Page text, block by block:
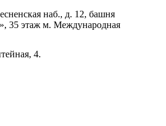
наб., д. 12, башня
35 этаж м. Международная
4.